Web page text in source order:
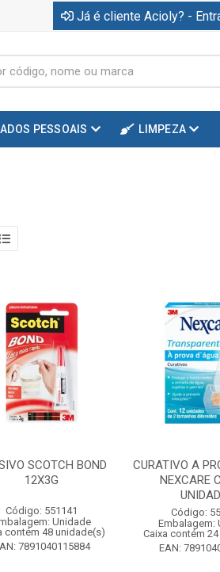
Já é cliente Acioly? -
PESSOAIS LIMPEZA
SCOTCH BOND
12X3G
Código: 551141
Unidade
contém 48 unidade(s)
7891040115884
CURATIVO A
NEXCARE
Código:
Embalagem:
Caixa contém
EAN: